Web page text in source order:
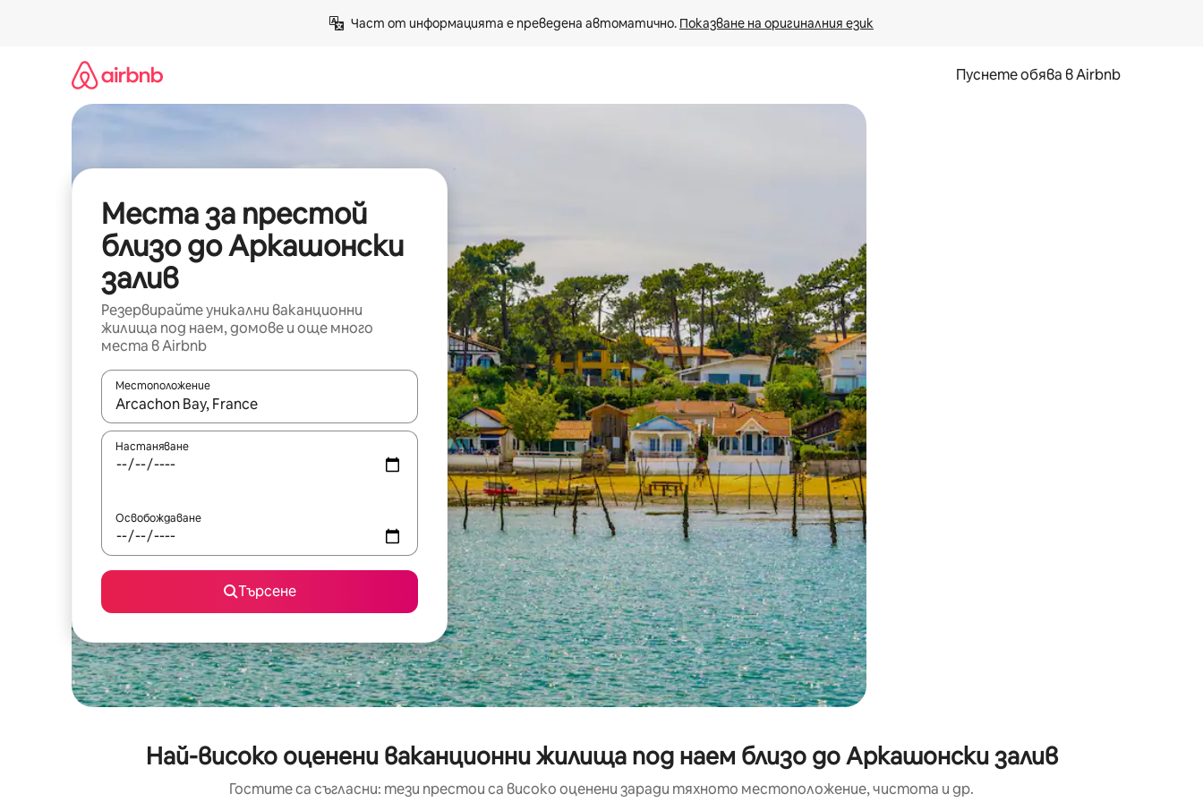
Част от информацията е преведена автоматично. Показване на оригиналния език
Пуснете обява в Airbnb
Места за престой
близо до Аркашонски
залив
Резервирайте уникални ваканционни
жилища под наем, домове и още много
места в Airbnb
Местоположение
Когато резултатите се покажат, използвайте клавишите със стрелки нагоре и надолу или навигирайте с докосване или плъзгане.
Настаняване
Освобождаване
Търсене
Най-високо оценени ваканционни жилища под наем близо до Аркашонски залив
Гостите са съгласни: тези престои са високо оценени заради тяхното местоположение, чистота и др.